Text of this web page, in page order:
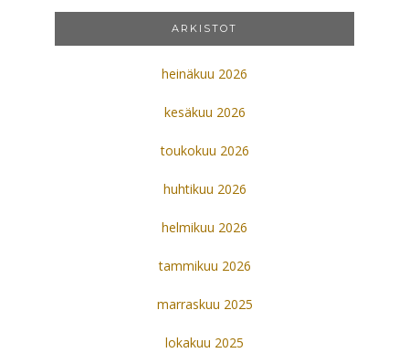
ARKISTOT
heinäkuu 2026
kesäkuu 2026
toukokuu 2026
huhtikuu 2026
helmikuu 2026
tammikuu 2026
marraskuu 2025
lokakuu 2025